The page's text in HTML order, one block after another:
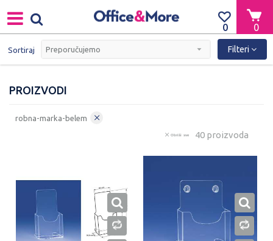
0
0
PROIZVODI
Sortiraj Filteri
robna-marka-belem
40 proizvoda
Obriši sve